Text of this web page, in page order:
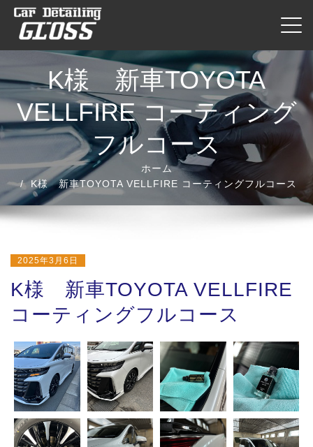
キ
ッ
プ
ナビ
K様 新車TOYOTA
VELLFIRE コーティング
フルコース
ホーム
K様 新車TOYOTA VELLFIRE コーティングフルコース
2025年3月6日
K様 新車TOYOTA VELLFIRE
コーティングフルコース